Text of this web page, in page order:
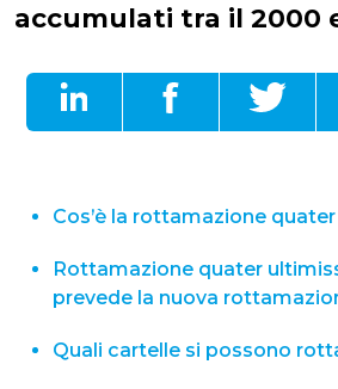
accumulati tra il 2000
Cos’è la rottamazione quater
Rottamazione quater
prevede la nuova
Quali cartelle si possono